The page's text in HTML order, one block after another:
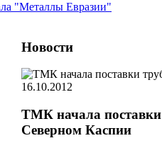
"Металлы Евразии"
Новости
16.10.2012
ТМК начала
Северном Каспии